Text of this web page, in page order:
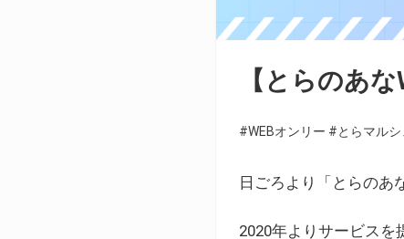
【とらのあ
#WEBオンリー #とらマルシ
日ごろより「とらのあ
2020年よりサービスを